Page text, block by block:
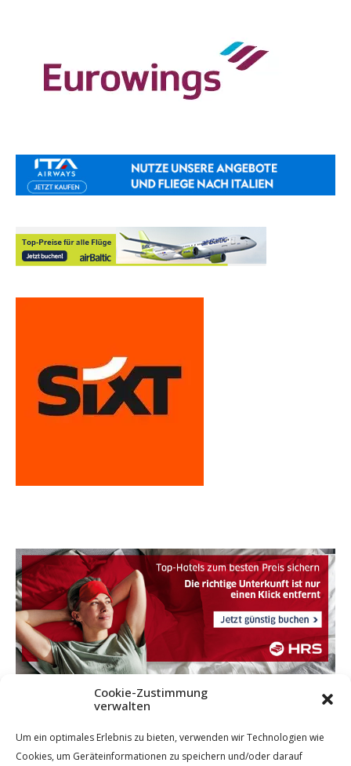
Cookie-Zustimmung
verwalten
Um ein optimales Erlebnis zu bieten, verwenden wir Technologien wie
Cookies, um Geräteinformationen zu speichern und/oder darauf